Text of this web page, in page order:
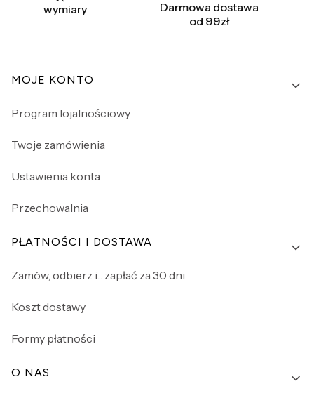
wymiary
Darmowa dostawa
od 99zł
Linki w stopce
MOJE KONTO
Program lojalnościowy
Twoje zamówienia
Ustawienia konta
Przechowalnia
PŁATNOŚCI I DOSTAWA
Zamów, odbierz i... zapłać za 30 dni
Koszt dostawy
Formy płatności
O NAS